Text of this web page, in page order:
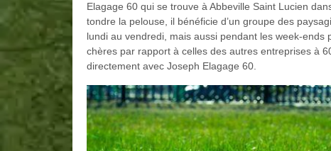
Elagage 60 qui se trouve à Abbeville Saint Lucien
tondre la pelouse, il bénéficie d’un groupe des
lundi au vendredi, mais aussi pendant les week-
chères par rapport à celles des autres entreprises à
directement avec Joseph Elagage 60.